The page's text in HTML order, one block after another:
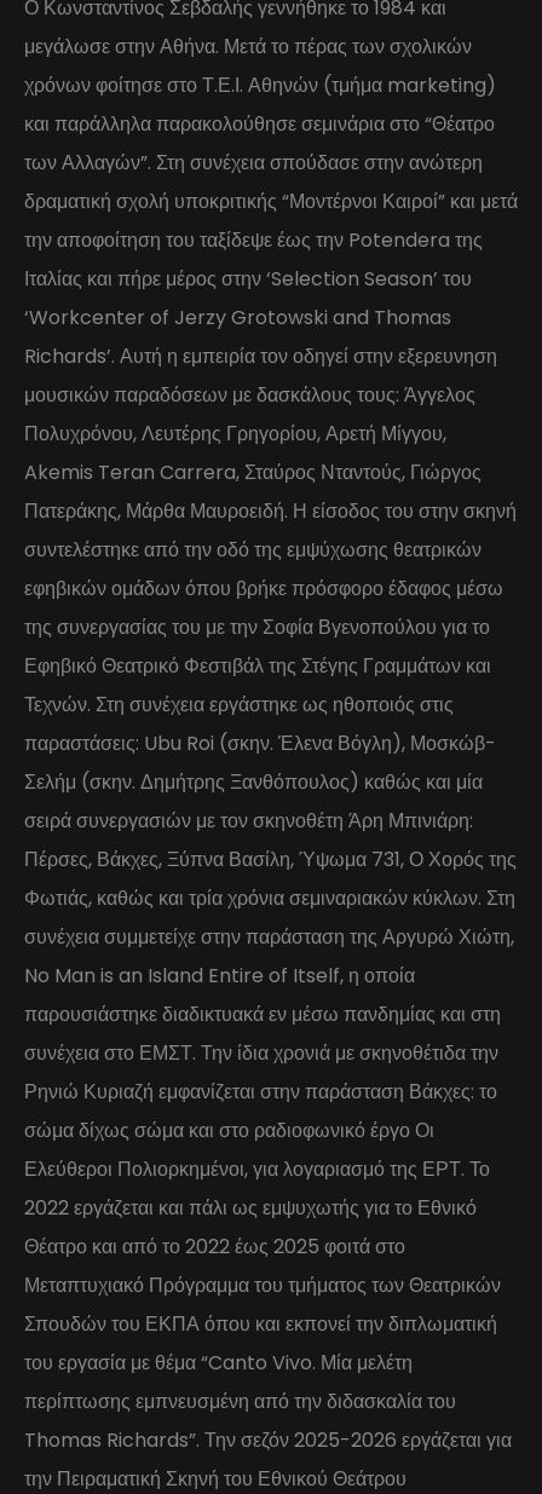
Ο Κωνσταντίνος Σεβδαλής γεννήθηκε το 1984 και
μεγάλωσε στην Αθήνα. Μετά το πέρας των σχολικών
χρόνων φοίτησε στο Τ.Ε.Ι. Αθηνών (τμήμα marketing)
και παράλληλα παρακολούθησε σεμινάρια στο “Θέατρο
των Αλλαγών”. Στη συνέχεια σπούδασε στην ανώτερη
δραματική σχολή υποκριτικής “Μοντέρνοι Καιροί” και μετά
την αποφοίτηση του ταξίδεψε έως την Potendera της
Ιταλίας και πήρε μέρος στην ‘Selection Season’ του
‘Workcenter of Jerzy Grotowski and Thomas
Richards’. Αυτή η εμπειρία τον οδηγεί στην εξερευνηση
μουσικών παραδόσεων με δασκάλους τους: Άγγελος
Πολυχρόνου, Λευτέρης Γρηγορίου, Αρετή Μίγγου,
Akemis Teran Carrera, Σταύρος Νταντούς, Γιώργος
Πατεράκης, Μάρθα Μαυροειδή. Η είσοδος του στην σκηνή
συντελέστηκε από την οδό της εμψύχωσης θεατρικών
εφηβικών ομάδων όπου βρήκε πρόσφορο έδαφος μέσω
της συνεργασίας του με την Σοφία Βγενοπούλου για το
Εφηβικό Θεατρικό Φεστιβάλ της Στέγης Γραμμάτων και
Τεχνών. Στη συνέχεια εργάστηκε ως ηθοποιός στις
παραστάσεις: Ubu Roi (σκην. Έλενα Βόγλη), Μοσκώβ-
Σελήμ (σκην. Δημήτρης Ξανθόπουλος) καθώς και μία
σειρά συνεργασιών με τον σκηνοθέτη Άρη Μπινιάρη:
Πέρσες, Βάκχες, Ξύπνα Βασίλη, Ύψωμα 731, Ο Χορός της
Φωτιάς, καθώς και τρία χρόνια σεμιναριακών κύκλων. Στη
συνέχεια συμμετείχε στην παράσταση της Αργυρώ Χιώτη,
No Man is an Island Entire of Itself, η οποία
παρουσιάστηκε διαδικτυακά εν μέσω πανδημίας και στη
συνέχεια στο ΕΜΣΤ. Την ίδια χρονιά με σκηνοθέτιδα την
Ρηνιώ Κυριαζή εμφανίζεται στην παράσταση Βάκχες: το
σώμα δίχως σώμα και στο ραδιοφωνικό έργο Οι
Ελεύθεροι Πολιορκημένοι, για λογαριασμό της ΕΡΤ. Το
2022 εργάζεται και πάλι ως εμψυχωτής για το Εθνικό
Θέατρο και από το 2022 έως 2025 φοιτά στο
Μεταπτυχιακό Πρόγραμμα του τμήματος των Θεατρικών
Σπουδών του ΕΚΠΑ όπου και εκπονεί την διπλωματική
του εργασία με θέμα “Canto Vivo. Μία μελέτη
περίπτωσης εμπνευσμένη από την διδασκαλία του
Thomas Richards”. Την σεζόν 2025-2026 εργάζεται για
την Πειραματική Σκηνή του Εθνικού Θεάτρου